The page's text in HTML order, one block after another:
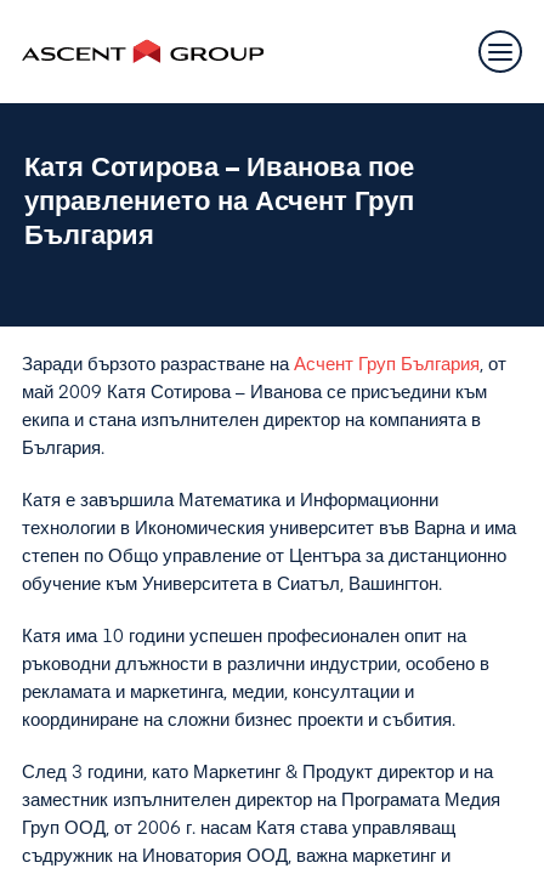
Катя Сотирова – Иванова пое
управлението на Асчент Груп
България
Заради бързото разрастване на Асчент Груп България, от
май 2009 Катя Сотирова – Иванова се присъедини към
екипа и стана изпълнителен директор на компанията в
България.
Катя е завършила Математика и Информационни
технологии в Икономическия университет във Варна и има
степен по Общо управление от Центъра за дистанционно
обучение към Университета в Сиатъл, Вашингтон.
Катя има 10 години успешен професионален опит на
ръководни длъжности в различни индустрии, особено в
рекламата и маркетинга, медии, консултации и
координиране на сложни бизнес проекти и събития.
След 3 години, като Маркетинг & Продукт директор и на
заместник изпълнителен директор на Програмата Медия
Груп ООД, от 2006 г. насам Катя става управляващ
съдружник на Иноватория ООД, важна маркетинг и